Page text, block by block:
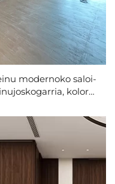
modernoko saloi-
kolore